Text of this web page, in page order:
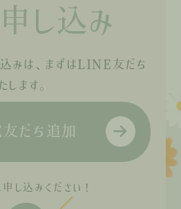
し込み
みは、まずはLINE友だち
ます。
だち追加
し込みください！